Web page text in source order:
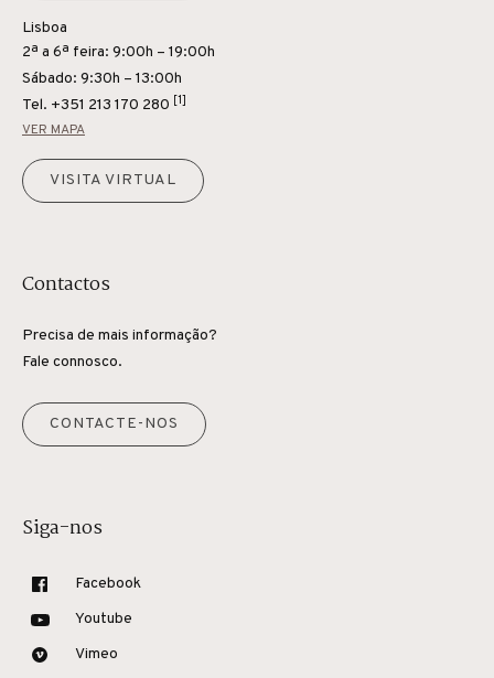
Lisboa
2ª a 6ª feira: 9:00h – 19:00h
Sábado: 9:30h – 13:00h
Tel. +351 213 170 280 [1]
VER MAPA
VISITA VIRTUAL
Contactos
Precisa de mais informação?
Fale connosco.
CONTACTE-NOS
Siga-nos
Facebook
Youtube
Vimeo